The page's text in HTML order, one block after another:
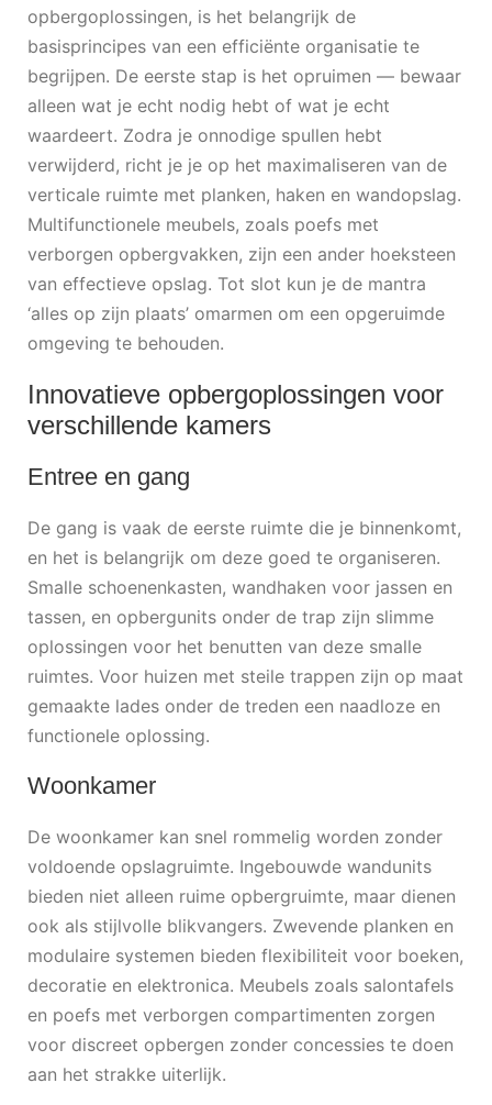
opbergoplossingen, is het belangrijk de
basisprincipes van een efficiënte organisatie te
begrijpen. De eerste stap is het opruimen — bewaar
alleen wat je echt nodig hebt of wat je echt
waardeert. Zodra je onnodige spullen hebt
verwijderd, richt je je op het maximaliseren van de
verticale ruimte met planken, haken en wandopslag.
Multifunctionele meubels, zoals poefs met
verborgen opbergvakken, zijn een ander hoeksteen
van effectieve opslag. Tot slot kun je de mantra
‘alles op zijn plaats’ omarmen om een opgeruimde
omgeving te behouden.
Innovatieve opbergoplossingen voor
verschillende kamers
Entree en gang
De gang is vaak de eerste ruimte die je binnenkomt,
en het is belangrijk om deze goed te organiseren.
Smalle schoenenkasten, wandhaken voor jassen en
tassen, en opbergunits onder de trap zijn slimme
oplossingen voor het benutten van deze smalle
ruimtes. Voor huizen met steile trappen zijn op maat
gemaakte lades onder de treden een naadloze en
functionele oplossing.
Woonkamer
De woonkamer kan snel rommelig worden zonder
voldoende opslagruimte. Ingebouwde wandunits
bieden niet alleen ruime opbergruimte, maar dienen
ook als stijlvolle blikvangers. Zwevende planken en
modulaire systemen bieden flexibiliteit voor boeken,
decoratie en elektronica. Meubels zoals salontafels
en poefs met verborgen compartimenten zorgen
voor discreet opbergen zonder concessies te doen
aan het strakke uiterlijk.